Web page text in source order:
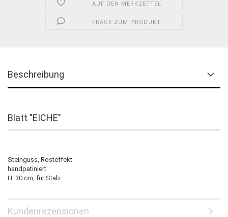
AUF DEN MERKZETTEL
FRAGE ZUM PRODUKT
Beschreibung
Blatt "EICHE"
Steinguss, Rosteffekt
handpatiniert
H: 30 cm, für Stab
Kundenrezensionen